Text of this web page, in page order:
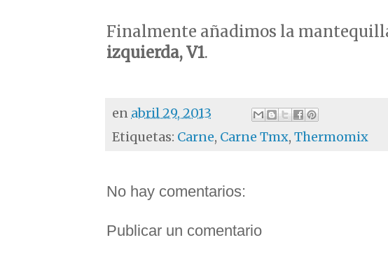
Finalmente añadimos la
izquierda, V1.
en abril 29, 2013
Etiquetas: Carne, Carne Tmx, Thermomix
No hay comentarios:
Publicar un comentario